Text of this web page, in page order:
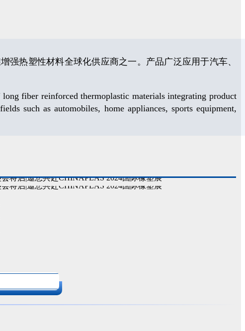
强热塑性材料全球化供应商之一。产品广泛应用于汽车、
fiber reinforced thermoplastic materials integrating product
such as automobiles, home appliances, sports equipment,